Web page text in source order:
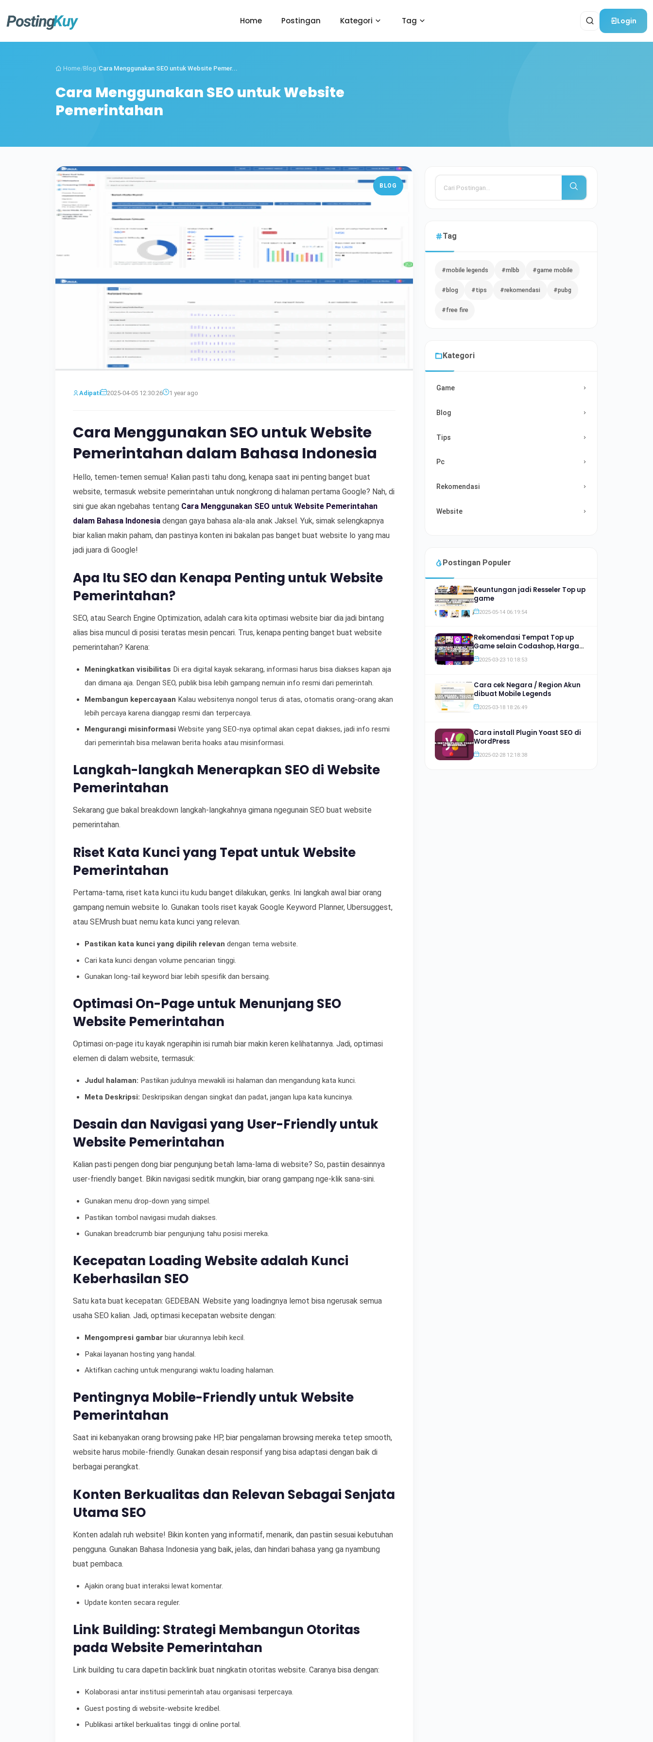
Home Postingan Kategori Tag Login
Home/Blog/Cara Menggunakan SEO untuk Website Pemer...
Cara Menggunakan SEO untuk Website
Pemerintahan
BLOG
Adipati 2025-04-05 12:30:26 1 year ago
Cara Menggunakan SEO untuk Website
Pemerintahan dalam Bahasa Indonesia
Hello, temen-temen semua! Kalian pasti tahu dong, kenapa saat ini penting banget buat
website, termasuk website pemerintahan untuk nongkrong di halaman pertama Google? Nah, di
sini gue akan ngebahas tentang Cara Menggunakan SEO untuk Website Pemerintahan
dalam Bahasa Indonesia dengan gaya bahasa ala-ala anak Jaksel. Yuk, simak selengkapnya
biar kalian makin paham, dan pastinya konten ini bakalan pas banget buat website lo yang mau
jadi juara di Google!
Apa Itu SEO dan Kenapa Penting untuk Website
Pemerintahan?
SEO, atau Search Engine Optimization, adalah cara kita optimasi website biar dia jadi bintang
alias bisa muncul di posisi teratas mesin pencari. Trus, kenapa penting banget buat website
pemerintahan? Karena:
Meningkatkan visibilitas Di era digital kayak sekarang, informasi harus bisa diakses kapan aja
dan dimana aja. Dengan SEO, publik bisa lebih gampang nemuin info resmi dari pemerintah.
Membangun kepercayaan Kalau websitenya nongol terus di atas, otomatis orang-orang akan
lebih percaya karena dianggap resmi dan terpercaya.
Mengurangi misinformasi Website yang SEO-nya optimal akan cepat diakses, jadi info resmi
dari pemerintah bisa melawan berita hoaks atau misinformasi.
Langkah-langkah Menerapkan SEO di Website
Pemerintahan
Sekarang gue bakal breakdown langkah-langkahnya gimana ngegunain SEO buat website
pemerintahan.
Riset Kata Kunci yang Tepat untuk Website
Pemerintahan
Pertama-tama, riset kata kunci itu kudu banget dilakukan, genks. Ini langkah awal biar orang
gampang nemuin website lo. Gunakan tools riset kayak Google Keyword Planner, Ubersuggest,
atau SEMrush buat nemu kata kunci yang relevan.
Pastikan kata kunci yang dipilih relevan dengan tema website.
Cari kata kunci dengan volume pencarian tinggi.
Gunakan long-tail keyword biar lebih spesifik dan bersaing.
Optimasi On-Page untuk Menunjang SEO
Website Pemerintahan
Optimasi on-page itu kayak ngerapihin isi rumah biar makin keren kelihatannya. Jadi, optimasi
elemen di dalam website, termasuk:
Judul halaman: Pastikan judulnya mewakili isi halaman dan mengandung kata kunci.
Meta Deskripsi: Deskripsikan dengan singkat dan padat, jangan lupa kata kuncinya.
Desain dan Navigasi yang User-Friendly untuk
Website Pemerintahan
Kalian pasti pengen dong biar pengunjung betah lama-lama di website? So, pastiin desainnya
user-friendly banget. Bikin navigasi seditik mungkin, biar orang gampang nge-klik sana-sini.
Gunakan menu drop-down yang simpel.
Pastikan tombol navigasi mudah diakses.
Gunakan breadcrumb biar pengunjung tahu posisi mereka.
Kecepatan Loading Website adalah Kunci
Keberhasilan SEO
Satu kata buat kecepatan: GEDEBAN. Website yang loadingnya lemot bisa ngerusak semua
usaha SEO kalian. Jadi, optimasi kecepatan website dengan:
Mengompresi gambar biar ukurannya lebih kecil.
Pakai layanan hosting yang handal.
Aktifkan caching untuk mengurangi waktu loading halaman.
Pentingnya Mobile-Friendly untuk Website
Pemerintahan
Saat ini kebanyakan orang browsing pake HP, biar pengalaman browsing mereka tetep smooth,
website harus mobile-friendly. Gunakan desain responsif yang bisa adaptasi dengan baik di
berbagai perangkat.
Konten Berkualitas dan Relevan Sebagai Senjata
Utama SEO
Konten adalah ruh website! Bikin konten yang informatif, menarik, dan pastiin sesuai kebutuhan
pengguna. Gunakan Bahasa Indonesia yang baik, jelas, dan hindari bahasa yang ga nyambung
buat pembaca.
Ajakin orang buat interaksi lewat komentar.
Update konten secara reguler.
Link Building: Strategi Membangun Otoritas
pada Website Pemerintahan
Link building tu cara dapetin backlink buat ningkatin otoritas website. Caranya bisa dengan:
Kolaborasi antar institusi pemerintah atau organisasi terpercaya.
Guest posting di website-website kredibel.
Publikasi artikel berkualitas tinggi di online portal.
Tag
#mobile legends #mlbb #game mobile
#blog #tips #rekomendasi #pubg
#free fire
Kategori
Game
Blog
Tips
Pc
Rekomendasi
Website
Postingan Populer
Keuntungan jadi Resseler Top up
game
2025-05-14 06:19:54
Rekomendasi Tempat Top up
Game selain Codashop, Harga
Jauh lebih Murah
2025-03-23 10:18:53
Cara cek Negara / Region Akun
dibuat Mobile Legends
2025-03-18 18:26:49
Cara install Plugin Yoast SEO di
WordPress
2025-02-28 12:18:38